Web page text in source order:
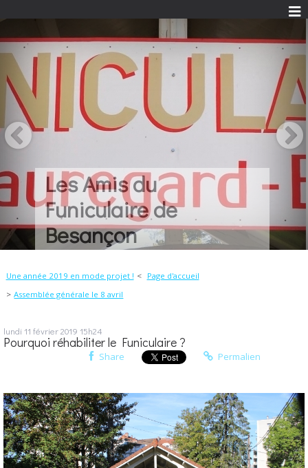
Une histoire...
Quelques idées...
Beaucoup de
passion...
Une année 2019 en mode projet !
Page d'accueil
Assemblée générale le 8 avril
lundi 11 février 2019 15h24
Pourquoi réhabiliter le Funiculaire ?
Share Permalien